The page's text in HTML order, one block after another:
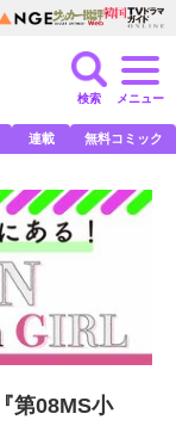
検索 メニュー
連載 無料コミック
第08MS小